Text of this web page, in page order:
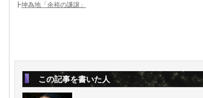
┣坤為地「余裕の謙譲」
この記事を書いた人